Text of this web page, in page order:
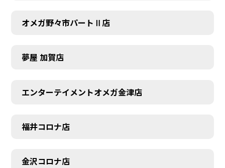
オメガ野々市パートⅡ店
夢屋 加賀店
エンターテイメントオメガ金津店
福井コロナ店
金沢コロナ店